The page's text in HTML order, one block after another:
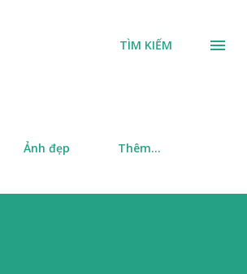
TÌM KIẾM
Ảnh đẹp Thêm…